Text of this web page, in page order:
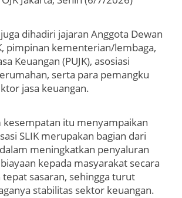
dihadiri jajaran Anggota Dewan
pimpinan kementerian/lembaga,
Keuangan (PUJK), asosiasi
serta para pemangku
jasa keuangan.
kesempatan itu menyampaikan
SLIK merupakan bagian dari
meningkatkan penyaluran
kepada masyarakat secara
sasaran, sehingga turut
stabilitas sektor keuangan.